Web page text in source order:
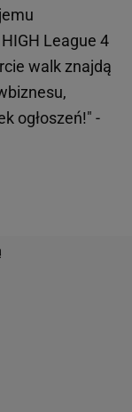
League 4
walk znajdą
ogłoszeń!" -